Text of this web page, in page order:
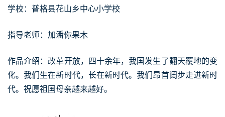
学校：普格县花山乡中心小学校
指导老师：加潘你果木
作品介绍：改革开放，四十余年，我国发生了翻天覆地的变
化。我们生在新时代，长在新时代。我们昂首阔步走进新时
代。祝愿祖国母亲越来越好。